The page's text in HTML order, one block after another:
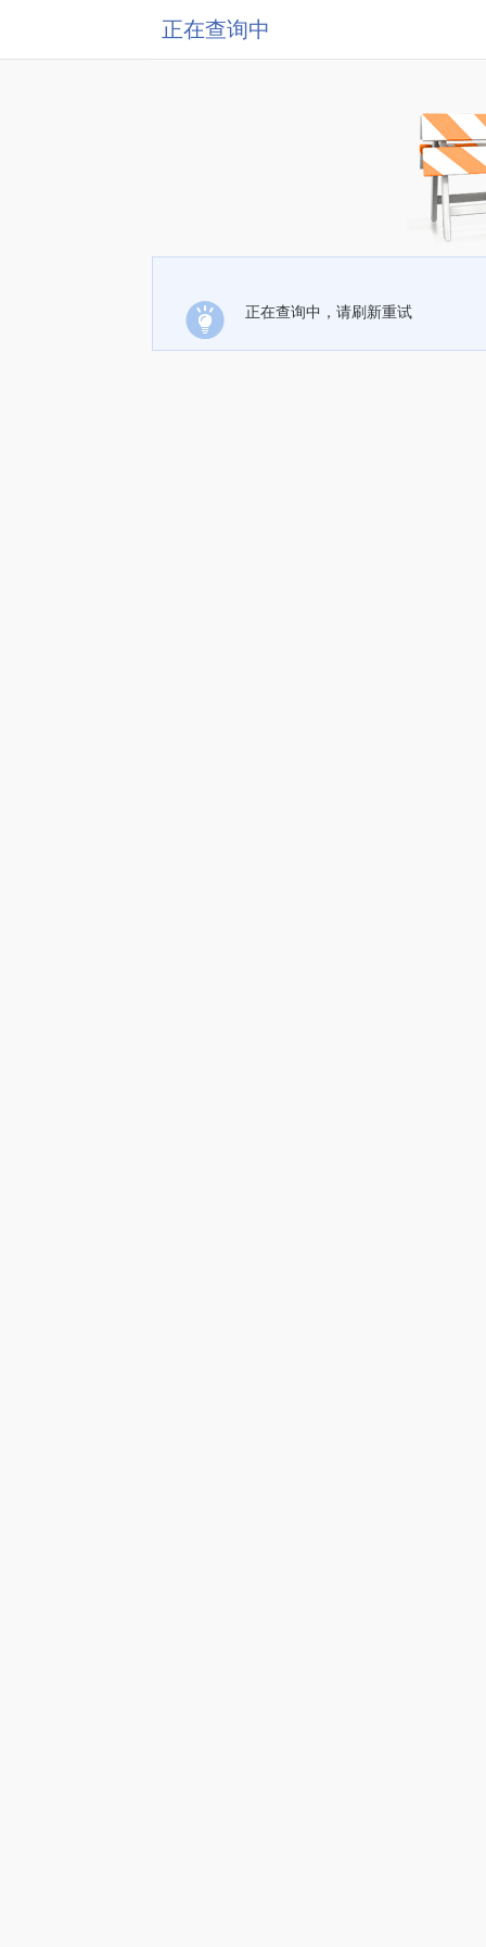
正在查询中
正在查询中，请刷新重试